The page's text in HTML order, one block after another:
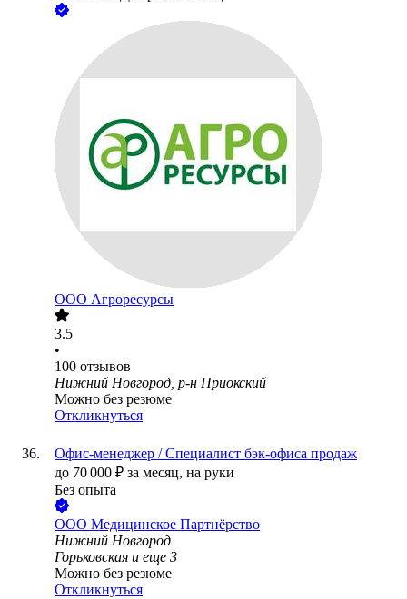
ООО Агроресурсы
3.5
•
100 отзывов
Нижний Новгород, р-н Приокский
Можно без резюме
Откликнуться
Офис-менеджер / Специалист бэк-офиса продаж
до 70 000 ₽ за месяц, на руки
Без опыта
ООО Медицинское Партнёрство
Нижний Новгород
Горьковская и еще 3
Можно без резюме
Откликнуться